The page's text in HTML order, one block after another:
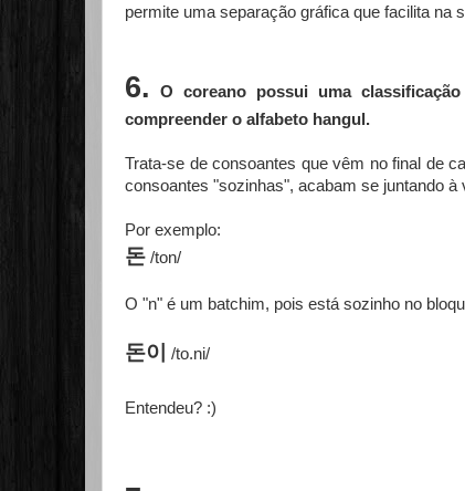
permite uma separação gráfica que facilita na
6.
O coreano possui uma
compreender o alfabeto hangul.
Trata-se de consoantes que vêm no final de
consoantes "sozinhas", acabam se juntando
Por exemplo:
돈 /ton/
O "n" é um batchim, pois está sozinho no
돈이 /to.ni/
Entendeu? :)